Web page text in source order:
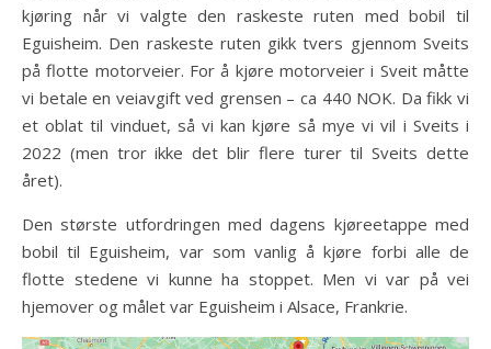
kjøring når vi valgte den raskeste ruten med bobil til
Eguisheim. Den raskeste ruten gikk tvers gjennom Sveits
på flotte motorveier. For å kjøre motorveier i Sveit måtte
vi betale en veiavgift ved grensen – ca 440 NOK. Da fikk vi
et oblat til vinduet, så vi kan kjøre så mye vi vil i Sveits i
2022 (men tror ikke det blir flere turer til Sveits dette
året).
Den største utfordringen med dagens kjøreetappe med
bobil til Eguisheim, var som vanlig å kjøre forbi alle de
flotte stedene vi kunne ha stoppet. Men vi var på vei
hjemover og målet var Eguisheim i Alsace, Frankrie.